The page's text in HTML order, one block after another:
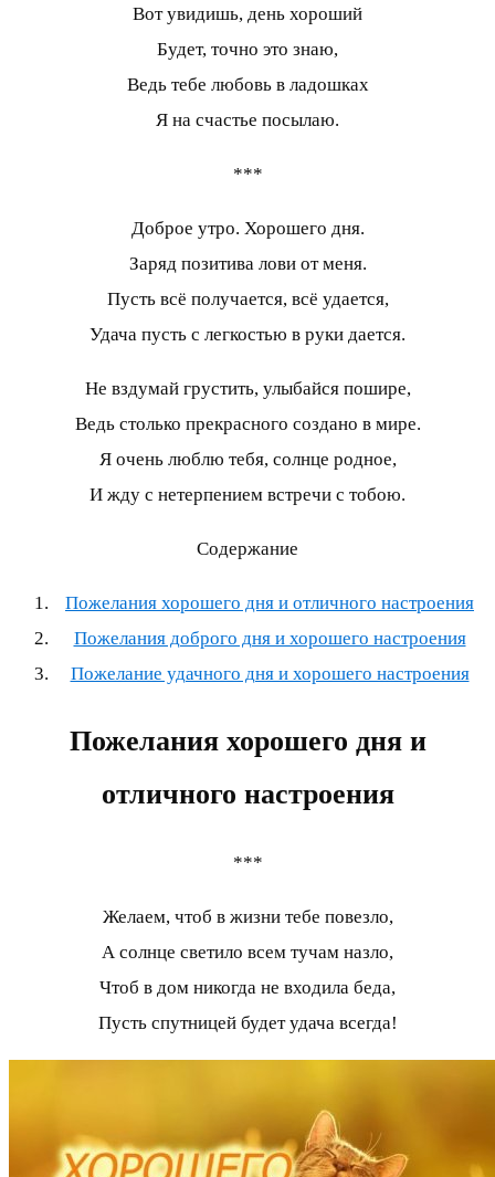
Вот увидишь, день хороший
Будет, точно это знаю,
Ведь тебе любовь в ладошках
Я на счастье посылаю.
***
Доброе утро. Хорошего дня.
Заряд позитива лови от меня.
Пусть всё получается, всё удается,
Удача пусть с легкостью в руки дается.
Не вздумай грустить, улыбайся пошире,
Ведь столько прекрасного создано в мире.
Я очень люблю тебя, солнце родное,
И жду с нетерпением встречи с тобою.
Содержание
Пожелания хорошего дня и отличного настроения
Пожелания доброго дня и хорошего настроения
Пожелание удачного дня и хорошего настроения
Пожелания хорошего дня и
отличного настроения
***
Желаем, чтоб в жизни тебе повезло,
А солнце светило всем тучам назло,
Чтоб в дом никогда не входила беда,
Пусть спутницей будет удача всегда!